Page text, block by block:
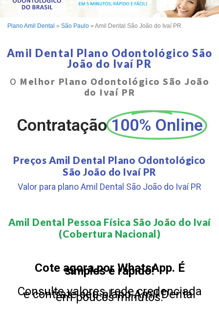
Plano Amil Dental » São Paulo » Amil Dental São João do Ivaí PR
Amil Dental Plano Odontológico São
João do Ivaí PR
O Melhor Plano Odontológico São João
do Ivaí PR
Contratação 100% Online
Preços Amil Dental Plano Odontológico
São João do Ivaí PR
Valor para plano Amil Dental São João do Ivaí PR
Amil Dental Pessoa Física São João do Ivaí
(Cobertura Nacional)​
Cote agora por WhatsApp. É
simples e rápido!
Consulte valores, rede credenciada
e contrate seu plano Amil Dental
em poucos minutos.